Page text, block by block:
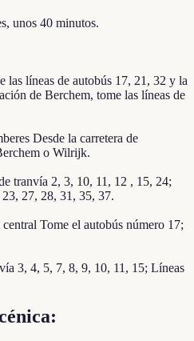
unos 40 minutos.
las líneas de autobús 17, 21, 32 y la
de Berchem, tome las líneas de
Desde la carretera de
o Wilrijk.
tranvía 2, 3, 10, 11, 12 , 15, 24;
27, 28, 31, 35, 37.
Tome el autobús número 17;
3, 4, 5, 7, 8, 9, 10, 11, 15; Líneas